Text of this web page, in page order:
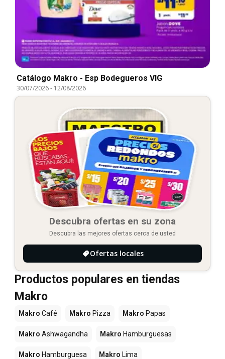
Catálogo Makro - Esp Bodegueros VIG
30/07/2026- 12/08/2026
Descubra ofertas en su zona
Descubra las mejores ofertas cerca de usted
Ofertas locales
Productos populares en tiendas
Makro
Makro Café Makro Pizza Makro Papas
Makro Ashwagandha Makro Hamburguesas
Makro Hamburguesa Makro Lima